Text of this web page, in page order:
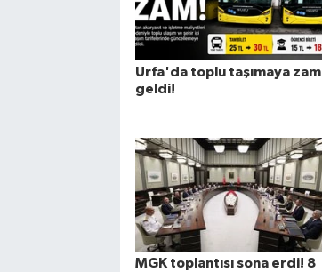
Urfa'da toplu taşımaya zam
geldi!
MGK toplantısı sona erdi! 8